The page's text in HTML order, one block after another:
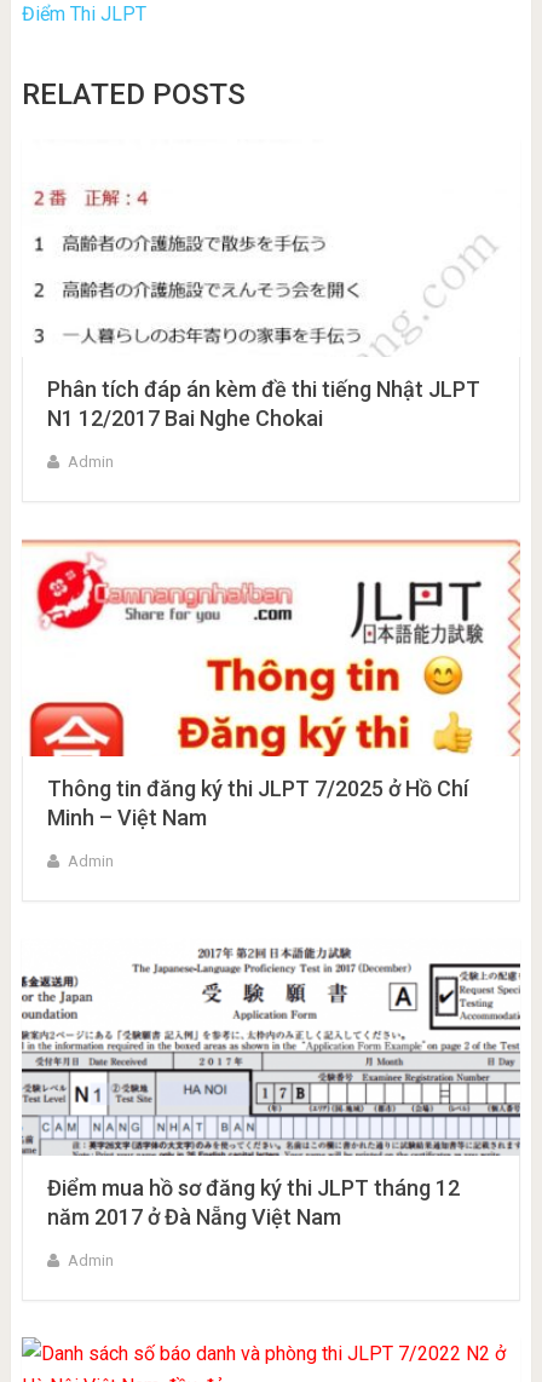
Điểm Thi JLPT
RELATED POSTS
Phân tích đáp án kèm đề thi tiếng Nhật JLPT
N1 12/2017 Bai Nghe Chokai
Admin
Thông tin đăng ký thi JLPT 7/2025 ở Hồ Chí
Minh – Việt Nam
Admin
Điểm mua hồ sơ đăng ký thi JLPT tháng 12
năm 2017 ở Đà Nẵng Việt Nam
Admin